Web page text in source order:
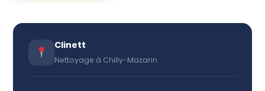
Clinett
Nettoyage à Chilly-Mazarin